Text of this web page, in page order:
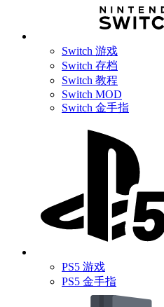
Switch 游戏
Switch 存档
Switch 教程
Switch MOD
Switch 金手指
PS5 游戏
PS5 金手指